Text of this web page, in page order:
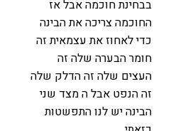
בבחינת חוכמה אבל אז
החוכמה צריכה את הבינה
כדי לאחוז את עצמאית זה
חומר הבערה שלה זה
העצים שלה זה הדלק שלה
זה הנפט אבל ה מצד שני
הבינה יש לנו התפשטות